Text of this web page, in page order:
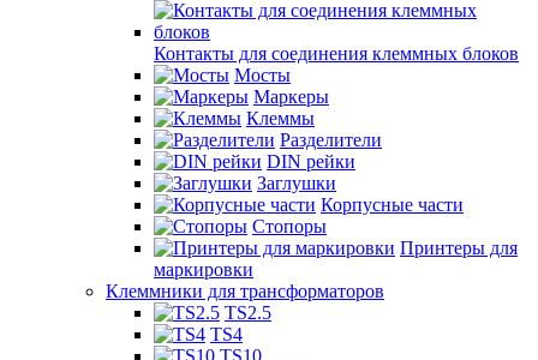
Контакты для соединения клеммных блоков
Мосты
Маркеры
Клеммы
Разделители
DIN рейки
Заглушки
Корпусные части
Стопоры
Принтеры для
маркировки
Клеммники для трансформаторов
TS2.5
TS4
TS10